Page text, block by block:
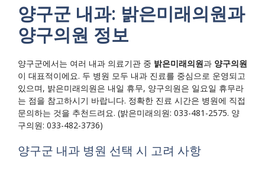
양구군 내과: 밝은미래의원과
양구의원 정보
양구군에서는 여러 내과 의료기관 중 밝은미래의원과 양구의원
이 대표적이에요. 두 병원 모두 내과 진료를 중심으로 운영되고
있으며, 밝은미래의원은 내일 휴무, 양구의원은 일요일 휴무라
는 점을 참고하시기 바랍니다. 정확한 진료 시간은 병원에 직접
문의하는 것을 추천드려요. (밝은미래의원: 033-481-2575. 양
구의원: 033-482-3736)
양구군 내과 병원 선택 시 고려 사항